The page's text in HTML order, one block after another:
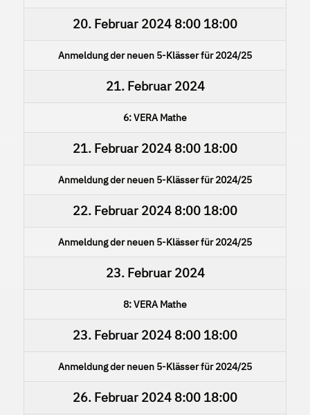
20. Februar 2024 8:00 18:00
Anmeldung der neuen 5-Klässer für 2024/25
21. Februar 2024
6: VERA Mathe
21. Februar 2024 8:00 18:00
Anmeldung der neuen 5-Klässer für 2024/25
22. Februar 2024 8:00 18:00
Anmeldung der neuen 5-Klässer für 2024/25
23. Februar 2024
8: VERA Mathe
23. Februar 2024 8:00 18:00
Anmeldung der neuen 5-Klässer für 2024/25
26. Februar 2024 8:00 18:00